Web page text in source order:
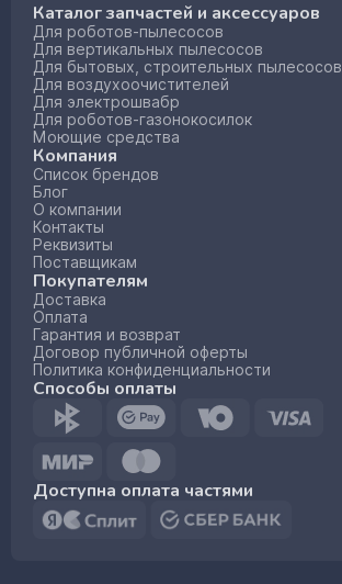
Каталог запчастей и аксессуаров
Для роботов-пылесосов
Для вертикальных пылесосов
Для бытовых, строительных пылесосов
Для воздухоочистителей
Для электрошвабр
Для роботов-газонокосилок
Моющие средства
Компания
Список брендов
Блог
О компании
Контакты
Реквизиты
Поставщикам
Покупателям
Доставка
Оплата
Гарантия и возврат
Договор публичной оферты
Политика конфиденциальности
Способы оплаты
Доступна оплата частями